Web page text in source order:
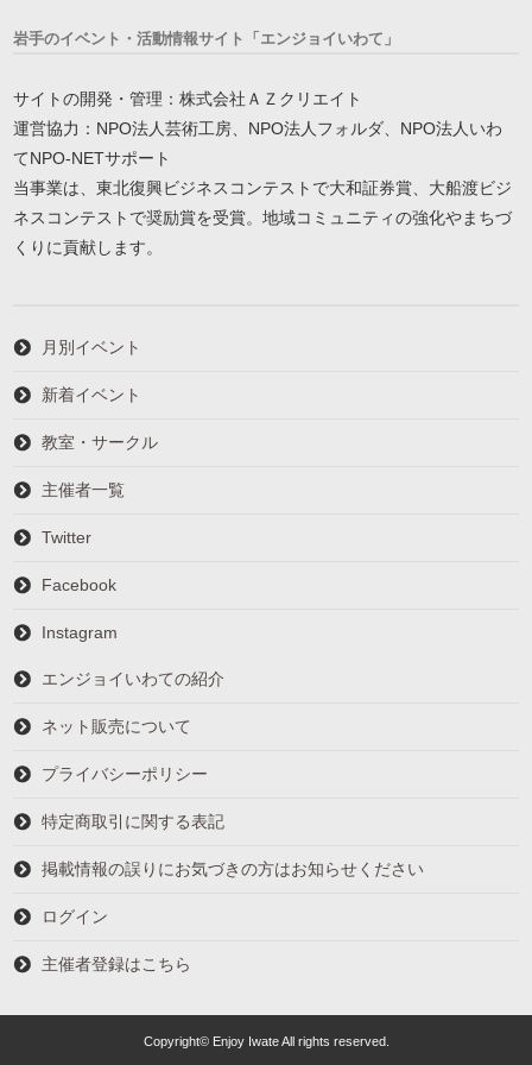
岩手のイベント・活動情報サイト「エンジョイいわて」
サイトの開発・管理：株式会社ＡＺクリエイト
運営協力：NPO法人芸術工房、NPO法人フォルダ、NPO法人いわ
てNPO-NETサポート
当事業は、東北復興ビジネスコンテストで大和証券賞、大船渡ビジ
ネスコンテストで奨励賞を受賞。地域コミュニティの強化やまちづ
くりに貢献します。
月別イベント
新着イベント
教室・サークル
主催者一覧
Twitter
Facebook
Instagram
エンジョイいわての紹介
ネット販売について
プライバシーポリシー
特定商取引に関する表記
掲載情報の誤りにお気づきの方はお知らせください
ログイン
主催者登録はこちら
Copyright© Enjoy Iwate All rights reserved.